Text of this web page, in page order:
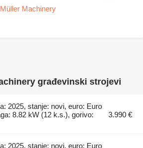
Machinery
građevinski strojevi
2025, stanje: novi, euro: Euro
8.82 kW (12 k.s.), gorivo:
3.990 €
2025, stanje: novi, euro: Euro